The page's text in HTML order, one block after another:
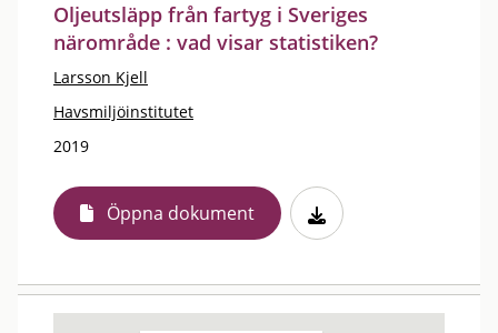
Oljeutsläpp från fartyg i Sveriges
närområde : vad visar statistiken?
Larsson Kjell
Havsmiljöinstitutet
2019
Öppna dokument